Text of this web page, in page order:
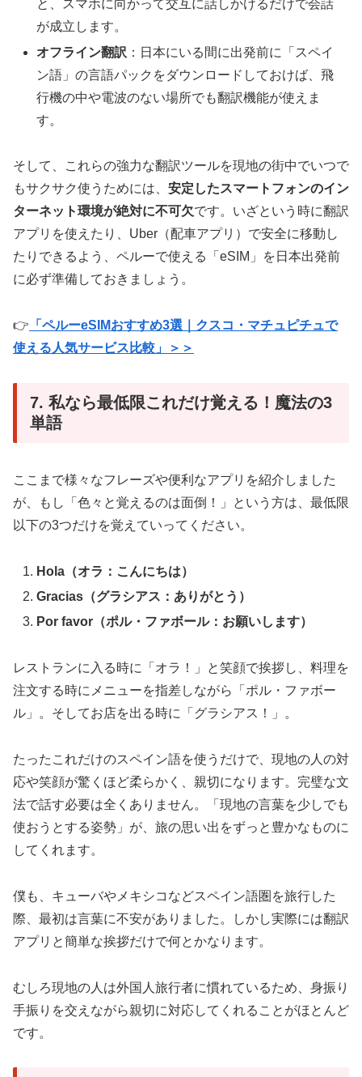
と、スマホに向かって交互に話しかけるだけで会話
が成立します。
オフライン翻訳 ：日本にいる間に出発前に「スペイ
ン語」の言語パックをダウンロードしておけば、飛
行機の中や電波のない場所でも翻訳機能が使えま
す。
そして、これらの強力な翻訳ツールを現地の街中でいつで
もサクサク使うためには、 安定したスマートフォンのイン
ターネット環境が絶対に不可欠です。いざという時に翻訳
アプリを使えたり、Uber（配車アプリ）で安全に移動し
たりできるよう、ペルーで使える「eSIM」を日本出発前
に必ず準備しておきましょう。
👉 「ペルーeSIMおすすめ3選｜クスコ・マチュピチュで
使える人気サービス比較」＞＞
7. 私なら最低限これだけ覚える！魔法の3
単語
ここまで様々なフレーズや便利なアプリを紹介しました
が、もし「色々と覚えるのは面倒！」という方は、最低限
以下の3つだけを覚えていってください。
Hola（オラ：こんにちは）
Gracias（グラシアス：ありがとう）
Por favor（ポル・ファボール：お願いします）
レストランに入る時に「オラ！」と笑顔で挨拶し、料理を
注文する時にメニューを指差しながら「ポル・ファボー
ル」。そしてお店を出る時に「グラシアス！」。
たったこれだけのスペイン語を使うだけで、現地の人の対
応や笑顔が驚くほど柔らかく、親切になります。完璧な文
法で話す必要は全くありません。「現地の言葉を少しでも
使おうとする姿勢」が、旅の思い出をずっと豊かなものに
してくれます。
僕も、キューバやメキシコなどスペイン語圏を旅行した
際、最初は言葉に不安がありました。しかし実際には翻訳
アプリと簡単な挨拶だけで何とかなります。
むしろ現地の人は外国人旅行者に慣れているため、身振り
手振りを交えながら親切に対応してくれることがほとんど
です。